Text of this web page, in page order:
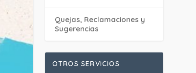
Quejas, Reclamaciones y
Sugerencias
OTROS SERVICIOS